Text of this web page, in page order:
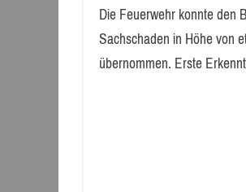
Die Feuerwehr konnte den
Sachschaden in Höhe von
übernommen. Erste